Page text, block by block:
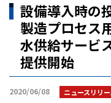
設備導入時の
製造プロセス
水供給サービ
提供開始
2020/06/08 ニュースリリー